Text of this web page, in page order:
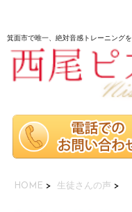
箕面市で唯一、絶対音感トレーニング
HOME > 生徒さんの声 >